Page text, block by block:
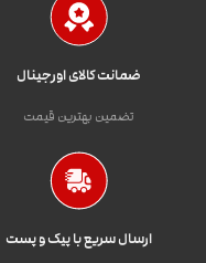
ضمانت کالای اورجینال
تضمین بهترین قیمت
ارسال سریع با پیک و پست